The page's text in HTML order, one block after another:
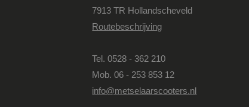
7913 TR Hollandscheveld
Routebeschrijving
Tel. 0528 - 362 210
Mob. 06 - 253 853 12
info@metselaarscooters.nl